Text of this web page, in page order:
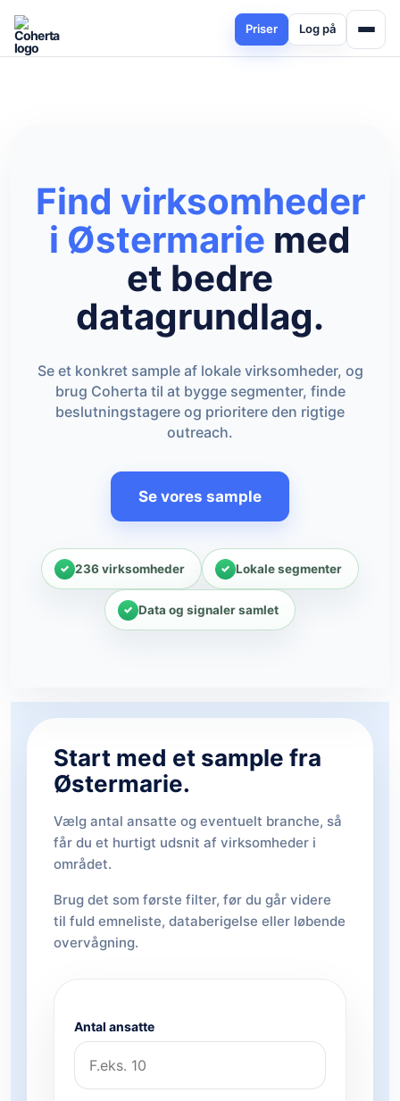
Priser Log på
Find virksomheder
i Østermarie med
et bedre
datagrundlag.
Se et konkret sample af lokale virksomheder, og
brug Coherta til at bygge segmenter, finde
beslutningstagere og prioritere den rigtige
outreach.
Se vores sample
236 virksomheder Lokale segmenter
Data og signaler samlet
Start med et sample fra
Østermarie.
Vælg antal ansatte og eventuelt branche, så
får du et hurtigt udsnit af virksomheder i
området.
Brug det som første filter, før du går videre
til fuld emneliste, databerigelse eller løbende
overvågning.
Antal ansatte